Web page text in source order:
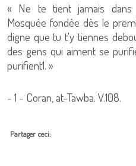
« Ne te tient jamais dans
Mosquée fondée dès le
digne que tu t'y tiennes
des gens qui aiment se
purifient1. »
- 1 - Coran, at-Tawba. V.108.
Partager ceci: